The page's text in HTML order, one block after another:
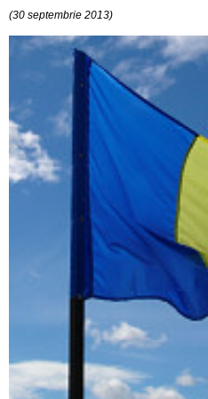
(30 septembrie 2013)